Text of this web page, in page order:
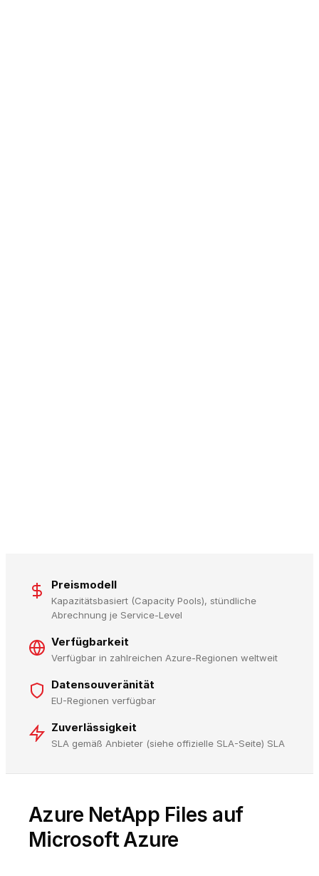
Preismodell
Kapazitätsbasiert (Capacity Pools), stündliche
Abrechnung je Service-Level
Verfügbarkeit
Verfügbar in zahlreichen Azure-Regionen weltweit
Datensouveränität
EU-Regionen verfügbar
Zuverlässigkeit
SLA gemäß Anbieter (siehe offizielle SLA-Seite) SLA
Azure NetApp Files auf
Microsoft Azure